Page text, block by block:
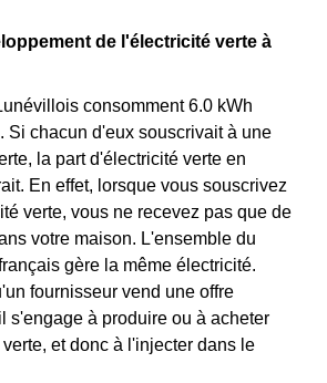
de l'électricité verte à
consomment 6.0 kWh
Si chacun d'eux souscrivait à une
la part d'électricité verte en
En effet, lorsque vous souscrivez
verte, vous ne recevez pas que de
votre maison. L'ensemble du
gère la même électricité.
fournisseur vend une offre
s'engage à produire ou à acheter
et donc à l'injecter dans le